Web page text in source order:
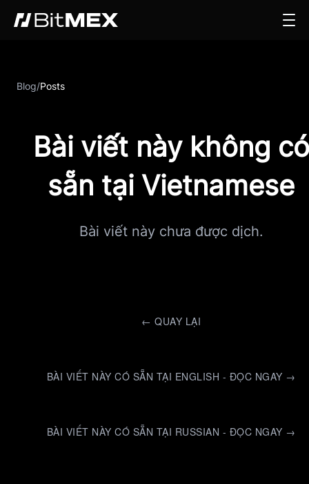
Blog/Posts
Bài viết này không có
sẵn tại Vietnamese
Bài viết này chưa được dịch.
← QUAY LẠI
BÀI VIẾT NÀY CÓ SẴN TẠI ENGLISH - ĐỌC NGAY →
BÀI VIẾT NÀY CÓ SẴN TẠI RUSSIAN - ĐỌC NGAY →